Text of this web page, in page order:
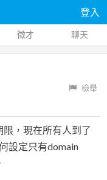
登入
徵才 聊天
檢舉
，現在所有人到了
設定只有domain